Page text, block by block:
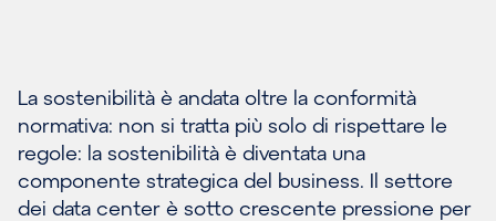
La sostenibilità è andata oltre la conformità
normativa: non si tratta più solo di rispettare le
regole: la sostenibilità è diventata una
componente strategica del business. Il settore
dei data center è sotto crescente pressione per